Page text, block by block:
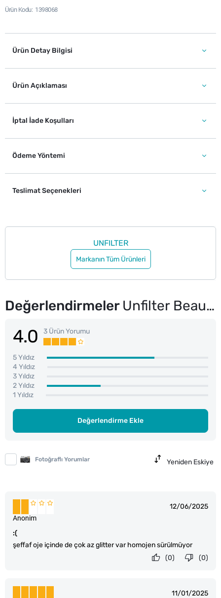
Ürün Kodu 1398068
Ürün Detay Bilgisi
Ürün Açıklaması
İptal İade Koşulları
Ödeme Yöntemi
Teslimat Seçenekleri
UNFILTER
Markanın Tüm Ürünleri
Değerlendirmeler Unfilter Beauty Oje Konfeti-2 122
4.0 3 Ürün Yorumu
5 Yıldız
4 Yıldız
3 Yıldız
2 Yıldız
1 Yıldız
Değerlendirme Ekle
Fotoğraflı Yorumlar Yeniden Eskiye
12/06/2025
:(
şeffaf oje içinde de çok az glitter var homojen sürülmüyor
Anonim
(0)
(0)
11/01/2025